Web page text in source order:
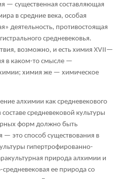
— существенная составляющая
в средние века, особая
деятельность, противостоящая
средневековья.
возможно, и есть химия XVII—
в каком-то смысле —
химия же — химическое
алхимии как средневекового
средневековой культуры
форм должно быть
это способ существования в
гипертрофированно-
природа алхимии и
ее природа со